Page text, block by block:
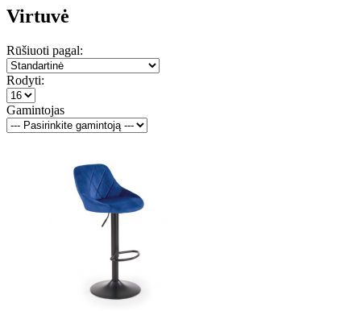
Virtuvė
Rūšiuoti pagal:
Rodyti:
Gamintojas